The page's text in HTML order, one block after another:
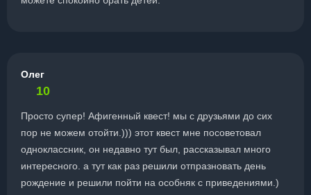
Олег
10
Просто супер! Афигенный квест! мы с друзьями до сих
пор не можем отойти.))) этот квест мне посоветовал
одноклассник, он недавно тут был, рассказывал много
интересного. а тут как раз решили отпразновать день
рождение и решили пойти на особняк с приведениями.)